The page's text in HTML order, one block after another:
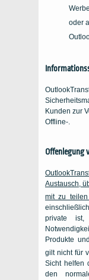
oder
Kunden zur
Offline-.
Offenlegung
Austausch,
mit zu
private ist,
Produkte
gilt nicht für
Sicht helfen
den